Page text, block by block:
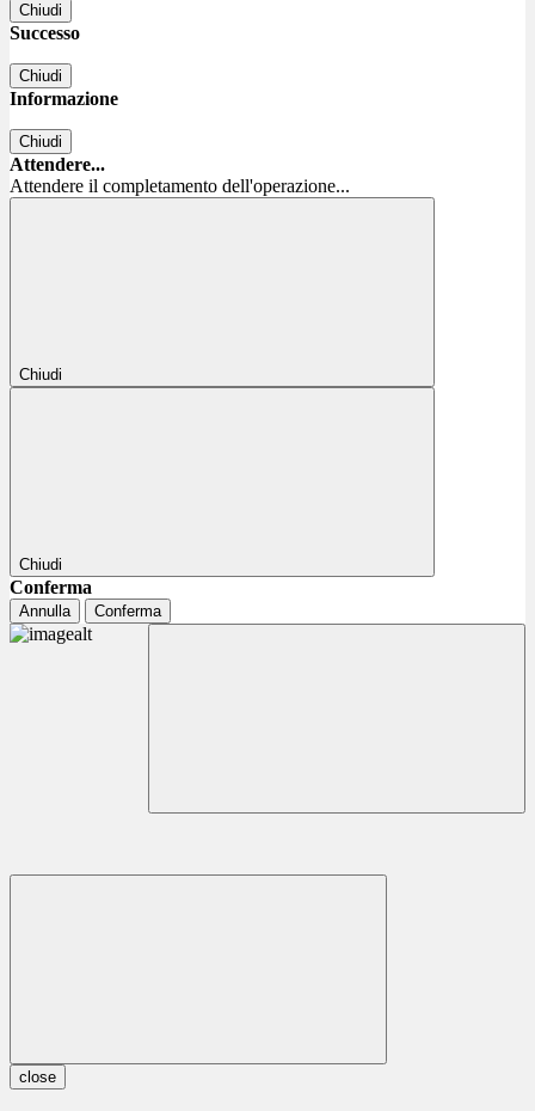
Chiudi
Successo
Chiudi
Informazione
Chiudi
Attendere...
Attendere il completamento dell'operazione...
Chiudi
Chiudi
Conferma
Annulla Conferma
close